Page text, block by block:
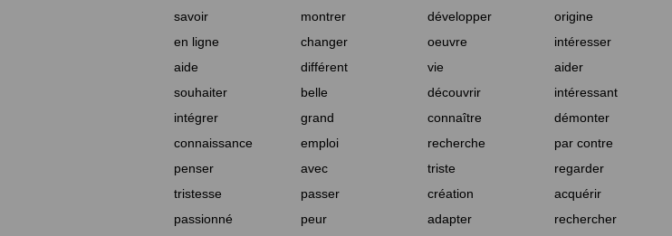
savoir
montrer développer origine
en ligne
changer oeuvre intéresser
aide
différent vie aider
souhaiter
belle découvrir intéressant
intégrer
grand connaître démonter
connaissance
emploi recherche par contre
penser
avec triste regarder
tristesse
passer création acquérir
passionné
peur adapter rechercher